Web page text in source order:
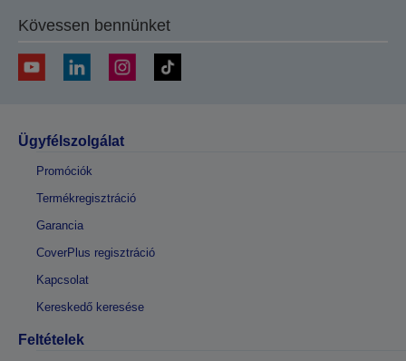
Kövessen bennünket
Ügyfélszolgálat
Promóciók
Termékregisztráció
Garancia
CoverPlus regisztráció
Kapcsolat
Kereskedő keresése
Feltételek